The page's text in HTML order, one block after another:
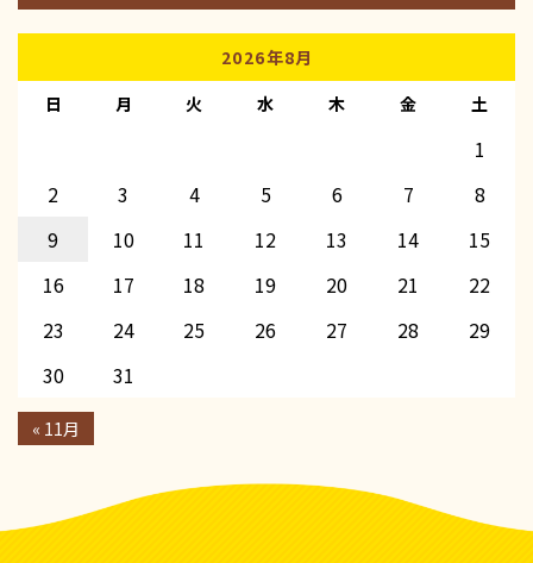
2026年8月
日
月 火 水 木 金 土
1
2
3 4 5 6 7
8
9
10 11 12 13 14
15
16
17 18 19 20 21
22
23
24 25 26 27 28
29
30
31
« 11月